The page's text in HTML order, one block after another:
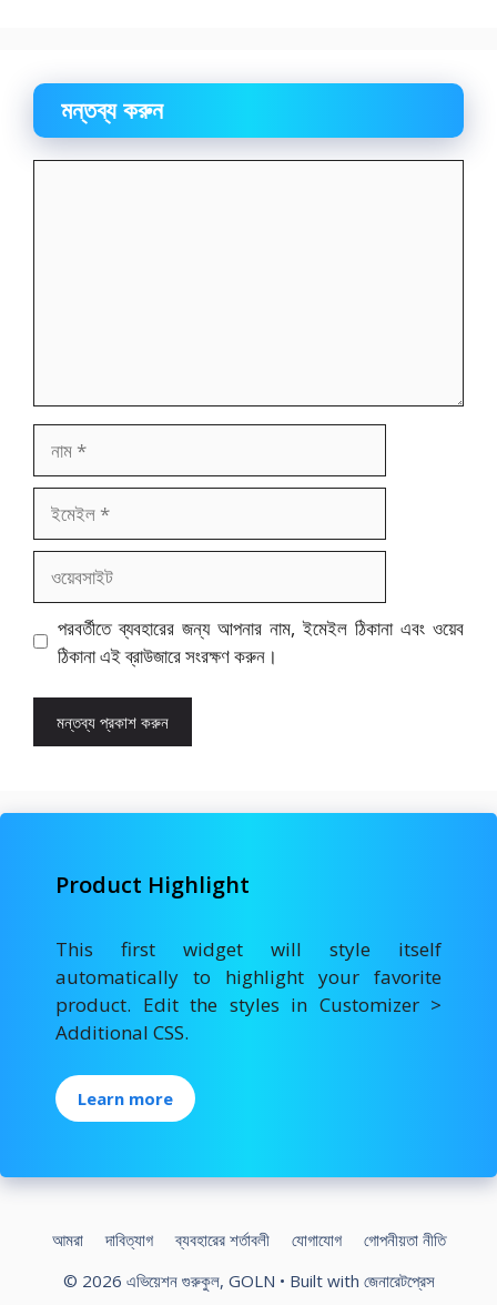
মন্তব্য করুন
ইমেইল
পরবর্তীতে ব্যবহারের জন্য আপনার নাম, ইমেইল ঠিকানা এবং ওয়েব
ঠিকানা এই ব্রাউজারে সংরক্ষণ করুন।
Product Highlight
This first widget will style itself
automatically to highlight your favorite
product. Edit the styles in Customizer >
Additional CSS.
Learn more
আমরা দাবিত্যাগ ব্যবহারের শর্তাবলী যোগাযোগ
গোপনীয়তা নীতি
© 2026 এভিয়েশন গুরুকুল, GOLN • Built with জেনারেটপ্রেস